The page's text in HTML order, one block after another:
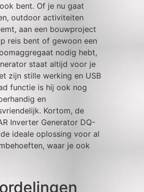
bent. Of je nu gaat
outdoor activiteiten
aan een bouwproject
reis bent of gewoon een
nodig hebt,
staat altijd voor je
zijn stille werking en USB
functie is hij ook nog
en
Kortom, de
Inverter Generator DQ-
ideale oplossing voor al
waar je ook